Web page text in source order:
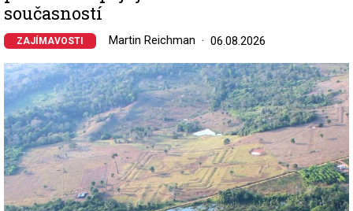
současností
ZAJÍMAVOSTI Martin Reichman 06.08.2026
Image